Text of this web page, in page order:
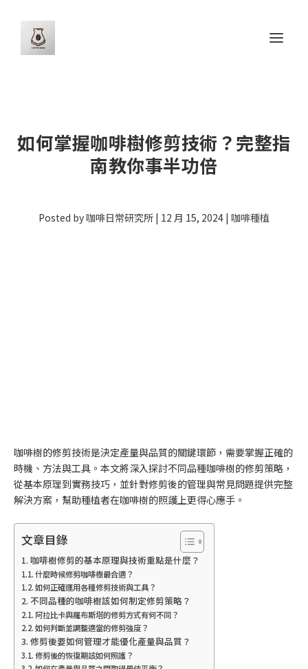
如何掌握咖啡樹修剪技術？完整指
南教你事半功倍
Posted by 咖啡日常研究所 | 12 月 15, 2024 | 咖啡種植
咖啡樹的修剪技術是決定產量與品質的關鍵環節，需要掌握正確的
時機、方法與工具。本文將深入探討不同品種咖啡樹的修剪策略，
從基本原理到實務技巧，並針對修剪後的管理與常見問題提供完整
解決方案，幫助種植者在咖啡樹的照護上更得心應手。
文章目錄
咖啡樹修剪的基本原理與技術重點是什麼？
什麼時候修剪咖啡樹最合適？
如何正確運用各種修剪技術與工具？
不同品種的咖啡樹該如何制定修剪策略？
阿拉比卡與羅布斯塔的修剪方式有何不同？
如何判斷並調整適當的修剪強度？
修剪後要如何管理才能優化產量與品質？
修剪後的恢復期該如何照護？